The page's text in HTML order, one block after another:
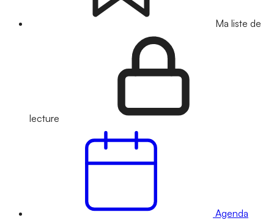
Ma liste de
lecture
Agenda